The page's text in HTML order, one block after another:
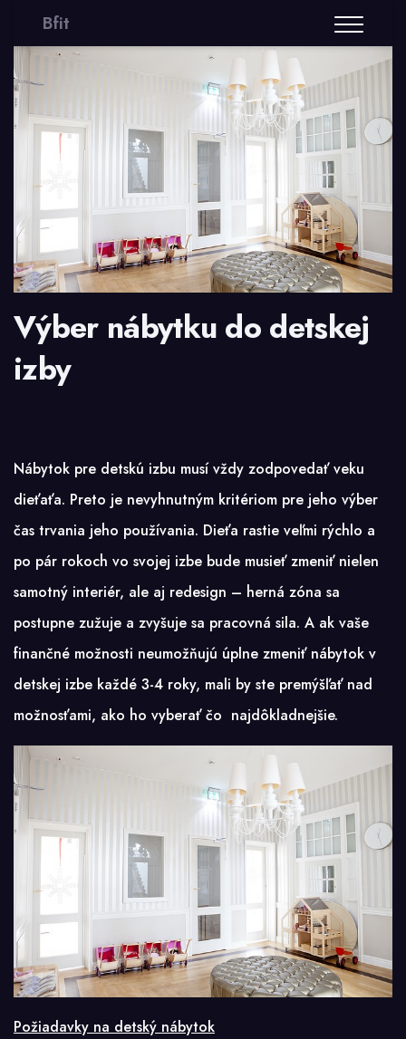
Bfit
Výber nábytku do detskej
izby
Nábytok pre detskú izbu musí vždy zodpovedať veku
dieťaťa. Preto je nevyhnutným kritériom pre jeho výber
čas trvania jeho používania. Dieťa rastie veľmi rýchlo a
po pár rokoch vo svojej izbe bude musieť zmeniť nielen
samotný interiér, ale aj redesign – herná zóna sa
postupne zužuje a zvyšuje sa pracovná sila. A ak vaše
finančné možnosti neumožňujú úplne zmeniť nábytok v
detskej izbe každé 3-4 roky, mali by ste premýšľať nad
možnosťami, ako ho vyberať čo najdôkladnejšie.
Požiadavky na detský nábytok